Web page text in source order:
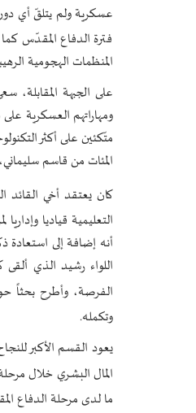
عسكرية ولم يتلقّ أي
فترة الدفاع المقدّس
المنظمات الهجومية
على الجبهة المقابلة،
ومهاراتهم العسكرية
متّكئين على أكثر
المئات من قاسم
كان يعتقد أخي القائد
التعليمية قياديا
أنه إضافة إلى
اللواء رشيد الذي
الفرصة، وأطرح بحثاً
وتكمله.
يعود القسم الأكبر
المال البشري خلال
ما لدى مرحلة الدفاع